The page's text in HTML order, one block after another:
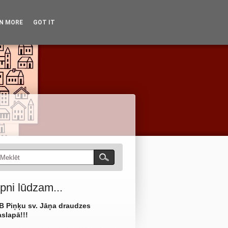
Vēsture
No arhīviem
lūdzam...
Piņķu sv. Jāņa draudzes
MORE GOT IT